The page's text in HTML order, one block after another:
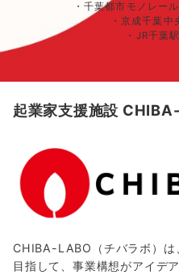
・千葉都市モノレー
・京成千葉
・JR千葉
起業家支援施設
CHIBA-LABO（チバラボ）は
目指して、事業構想がアイデ